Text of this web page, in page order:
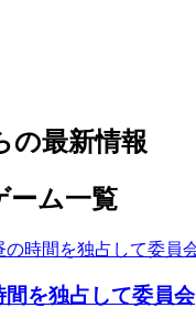
の最新情報
ーム一覧
を独占して委員会